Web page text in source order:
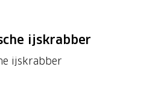
ijskrabber
ijskrabber